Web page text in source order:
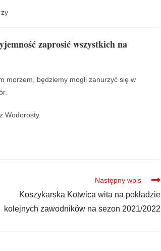
zaprosić wszystkich na
morzem, będziemy mogli zanurzyć się w
Wodorosty.
Następny wpis
Koszykarska Kotwica wita na pokładzie
kolejnych zawodników na sezon 2021/2022